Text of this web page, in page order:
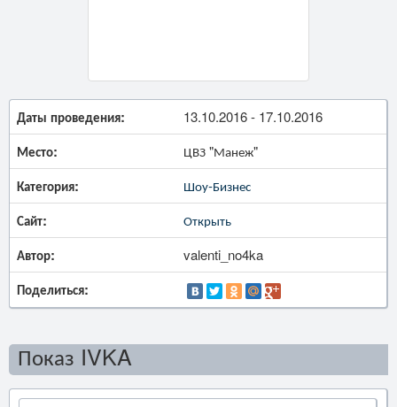
Даты проведения: 13.10.2016 - 17.10.2016
Место: ЦВЗ "Манеж"
Категория: Шоу-Бизнес
Сайт: Открыть
Автор: valenti_no4ka
Поделиться:
Показ IVKA